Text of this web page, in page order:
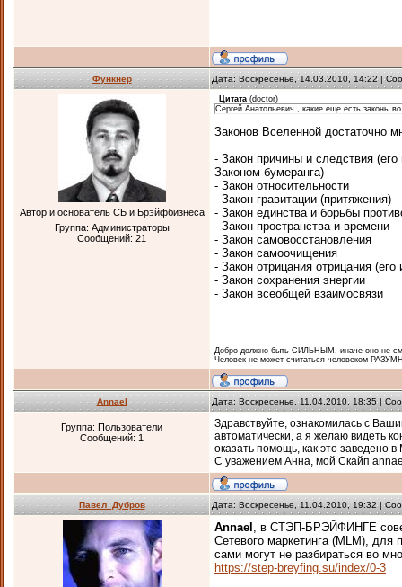
Функнер Дата: Воскресенье, 14.03.2010, 14:22 |
Автор и основатель СБ и Брэйфбизнеса
Группа: Администраторы
Сообщений: 21
Цитата (doctor)
Сергей Анатольевич , какие еще есть законы
Законов Вселенной достаточно
- Закон причины и следствия
Законом бумеранга)
- Закон относительности
- Закон гравитации (притяжения)
- Закон единства и борьбы
- Закон пространства и времени
- Закон самовосстановления
- Закон самоочищения
- Закон отрицания отрицания
- Закон сохранения энергии
- Закон всеобщей взаимосвязи
Добро должно быть СИЛЬНЫМ, иначе оно не
Человек не может считаться человеком
Annael Дата: Воскресенье, 11.04.2010, 18:35 |
Группа: Пользователи
Сообщений: 1
Здравствуйте, ознакомилась с
автоматически, а я желаю видеть
оказать помощь, как это заведено
С уважением Анна, мой Скайп
Павел_Дубров Дата: Воскресенье, 11.04.2010, 19:32 |
Annael , в СТЭП-БРЭЙФИНГЕ
Сетевого маркетинга (MLM),
сами могут не разбираться
https://step-breyfing.su/index/0-3